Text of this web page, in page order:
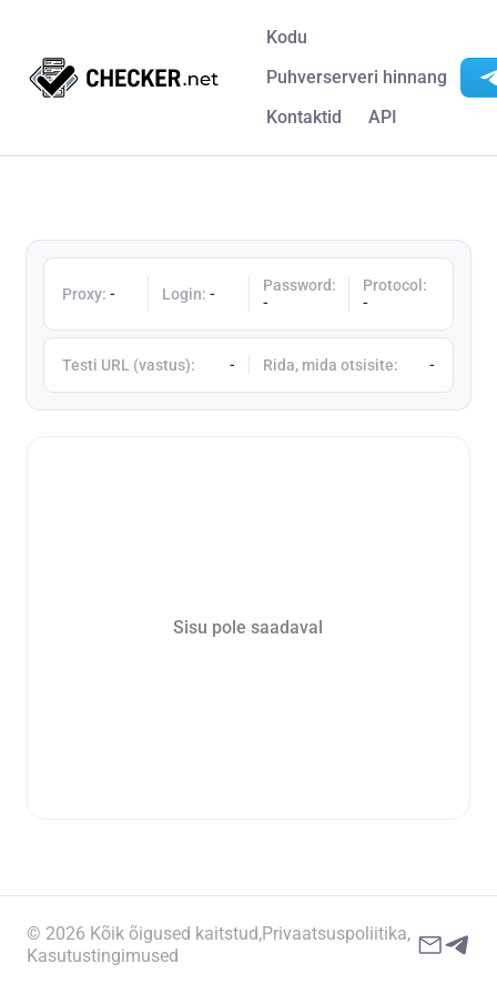
Kodu
Puhverserveri hinnang
Kontaktid
API
Proxy: - Login:-
Password:
-
Protocol:
-
Testi URL (vastus): - Rida, mida otsisite: -
Sisu pole saadaval
© 2026 Kõik õigused kaitstud,Privaatsuspoliitika,
Kasutustingimused